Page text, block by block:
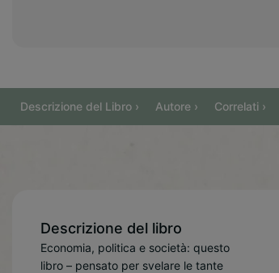
Descrizione del Libro › Autore › Correlati ›
Descrizione del libro
Economia, politica e società: questo
libro – pensato per svelare le tante